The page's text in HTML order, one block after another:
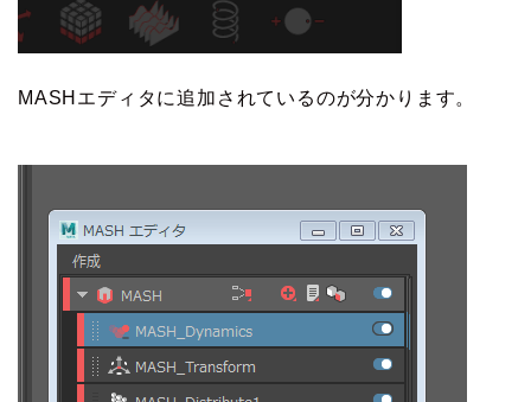
MASHエディタに追加されているのが分かります。